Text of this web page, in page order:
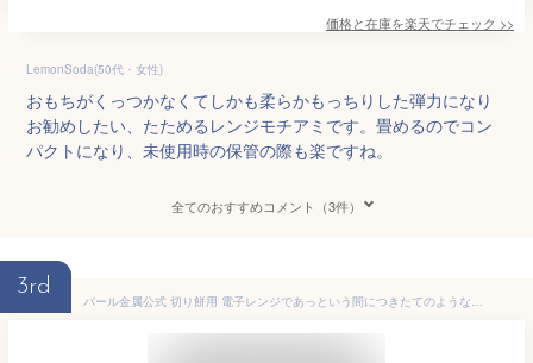
価格と在庫を楽天でチェック >>
LemonSoda(50代・女性)
おもちがくっつかなくてしかも柔らかもっちりした弾力になり
お勧めしたい、たためるレンジモチアミです。畳めるのでコン
パクトになり、未使用時の保管の際も楽ですね。
全てのおすすめコメント（3件）
3rd
パール金属公式 切り餅用 電子レンジであっという間につきたてのようなお餅ができるプレート レンジ モチアミ C-1854